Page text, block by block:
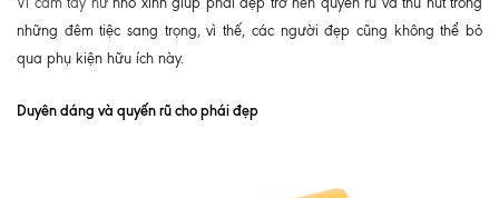
những đêm tiệc sang trọng, vì thế, các người đẹp cũng không thể bỏ
qua phụ kiện hữu ích này.
Duyên dáng và quyến rũ cho phái đẹp